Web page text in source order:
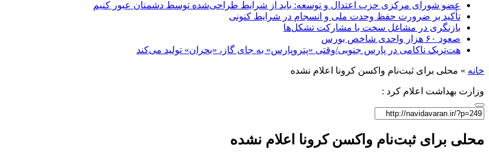
عضو شورای مرکزی حزب اعتدال و توسعه: باید از شرایط طراحی‌شده توسط دشمنان عبور کنیم
تأکید بر ضرورت حفظ وحدت ملی و انسجام در شرایط کنونی
بازنگری در مشاغل سخت با مشارکت تشکل‌ها
صعود ۶۰ هزار واحدی شاخص بورس
هت‌تریک ناکامی در پارس جنوبی/وقتی «پتروپارس» به جای گاز، «بحران» تولید می‌کند
خانه » محلی برای ثبت‌نام واکسن کرونا اعلام نشده
وزارت بهداشت اعلام کرد :
محلی برای ثبت‌نام واکسن کرونا اعلام نشده